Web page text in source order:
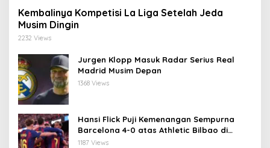
Kembalinya Kompetisi La Liga Setelah Jeda
Musim Dingin
2232 Views
Jurgen Klopp Masuk Radar Serius Real
Madrid Musim Depan
1368 Views
Hansi Flick Puji Kemenangan Sempurna
Barcelona 4-0 atas Athletic Bilbao di
Stadium Baru Camp Nou
1187 Views